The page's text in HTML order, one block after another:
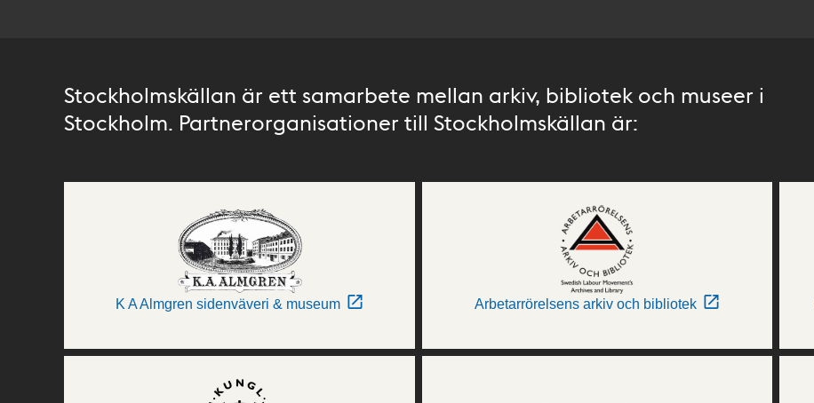
Stockholmskällan är ett samarbete mellan arkiv, bibliotek och museer i
Stockholm. Partnerorganisationer till Stockholmskällan är:
K A Almgren sidenväveri & museum Arbetarrörelsens arkiv och bibliotek